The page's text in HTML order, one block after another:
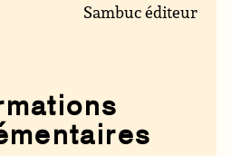
Sambuc éditeur